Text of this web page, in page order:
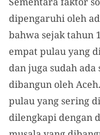
dipengaruhi oleh
bahwa sejak tahun
empat pulau yang
dan juga sudah
dibangun oleh
pulau yang sering
dilengkapi dengan